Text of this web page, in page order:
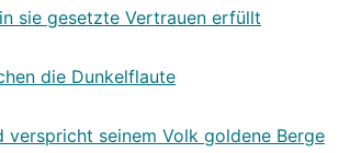
sie gesetzte Vertrauen erfüllt
die Dunkelflaute
verspricht seinem Volk goldene Berge